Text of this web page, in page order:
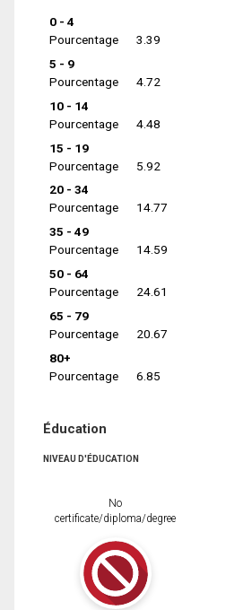
0 - 4
Pourcentage
3.39
5 - 9
Pourcentage
4.72
10 - 14
Pourcentage
4.48
15 - 19
Pourcentage
5.92
20 - 34
Pourcentage
14.77
35 - 49
Pourcentage
14.59
50 - 64
Pourcentage
24.61
65 - 79
Pourcentage
20.67
80+
Pourcentage
6.85
Éducation
NIVEAU D'ÉDUCATION
No
certificate/diploma/degree